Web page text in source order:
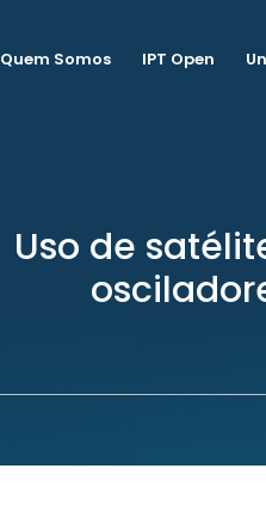
Quem Somos IPT Open
Uso de